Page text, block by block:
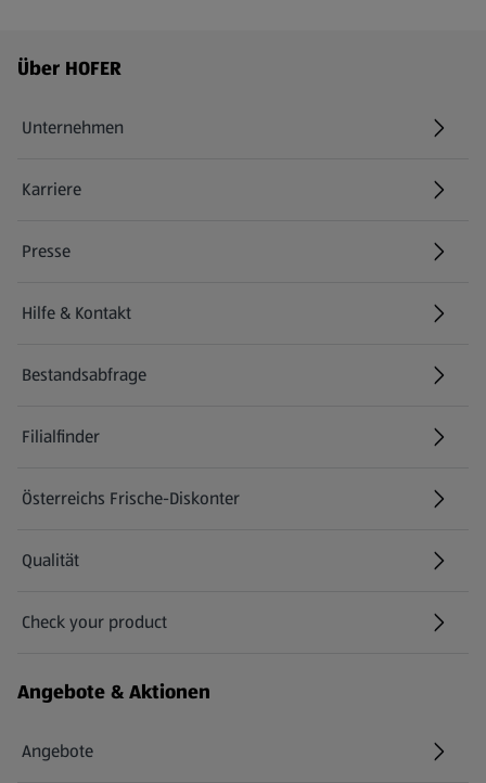
Fußzeilenmenü - weitere Links
Über HOFER
Unternehmen
Karriere
(öffnet in einem neuen Tab)
Presse
Hilfe & Kontakt
(öffnet in einem neuen Tab)
Bestandsabfrage
(öffnet in einem neuen Tab)
Filialfinder
Österreichs Frische-Diskonter
Qualität
Check your product
(öffnet in einem neuen Tab)
Angebote & Aktionen
Angebote